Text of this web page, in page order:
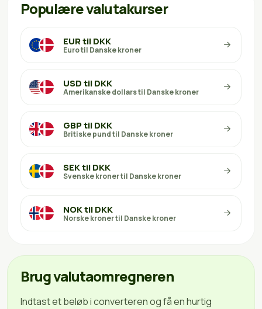
Populære valutakurser
EUR til DKK
Euro til Danske kroner
USD til DKK
Amerikanske dollars til Danske kroner
GBP til DKK
Britiske pund til Danske kroner
SEK til DKK
Svenske kroner til Danske kroner
NOK til DKK
Norske kroner til Danske kroner
Brug valutaomregneren
Indtast et beløb i converteren og få en hurtig